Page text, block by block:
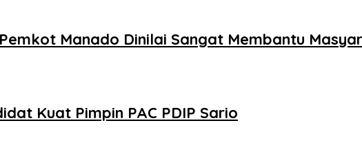
Manado Dinilai Sangat Membantu
Kuat Pimpin PAC PDIP Sario